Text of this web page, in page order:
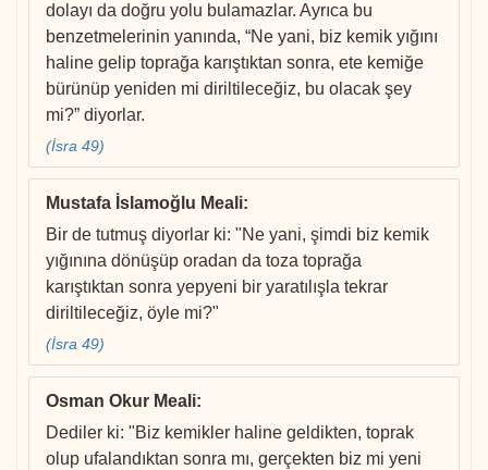
dolayı da doğru yolu bulamazlar. Ayrıca bu
benzetmelerinin yanında, “Ne yani, biz kemik yığını
haline gelip toprağa karıştıktan sonra, ete kemiğe
bürünüp yeniden mi diriltileceğiz, bu olacak şey
mi?” diyorlar.
(İsra 49)
Mustafa İslamoğlu Meali:
Bir de tutmuş diyorlar ki: "Ne yani, şimdi biz kemik
yığınına dönüşüp oradan da toza toprağa
karıştıktan sonra yepyeni bir yaratılışla tekrar
diriltileceğiz, öyle mi?"
(İsra 49)
Osman Okur Meali:
Dediler ki: "Biz kemikler haline geldikten, toprak
olup ufalandıktan sonra mı, gerçekten biz mi yeni